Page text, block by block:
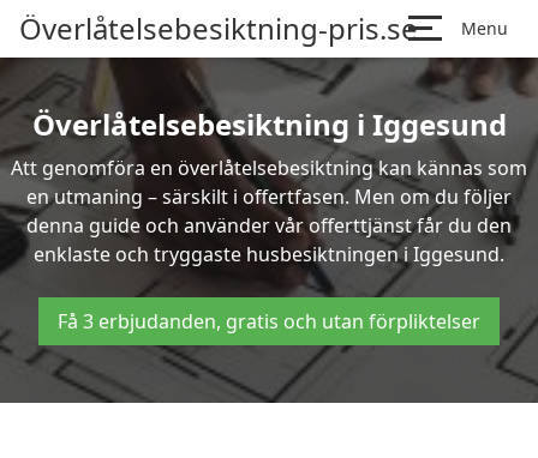
Överlåtelsebesiktning-pris.se Menu
Överlåtelsebesiktning i Iggesund
Att genomföra en överlåtelsebesiktning kan kännas som
en utmaning – särskilt i offertfasen. Men om du följer
denna guide och använder vår offerttjänst får du den
enklaste och tryggaste husbesiktningen i Iggesund.
Få 3 erbjudanden, gratis och utan förpliktelser